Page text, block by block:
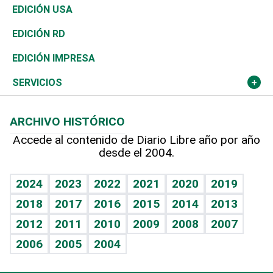
Reportajes
África
Ocenanía
Caribe
Resto del mundo
Vivienda
Telecom.
Global y variable
Economía personal
Buena Vida
Sociales
Novedades
Podcast Arte Libre
Hablando con el pediatra
Vida y familia
Eñe
Celebrando la vida
Sin complejos
Ciclismo
Tenis
Olimpismo
Más deportes
Línea de hit
BRV
TBT Deportivo
De buena tinta
En Directo
Frente al Statu Quo
El Espía
Más firmas
Tecnología
Historia
Despertando al gigante
Cambio climático
Economía
Revista
Deportes
Opinión
Hecho en casa
Guía del dinero
EDICIÓN USA
EDICIÓN RD
EDICIÓN IMPRESA
SERVICIOS
Cumpleaños
Horóscopos
Juegos
ARCHIVO HISTÓRICO
Accede al contenido de Diario Libre año por año
desde el 2004.
2024 2023 2022 2021 2020
2019
2018
2017 2016 2015 2014
2013
2012
2011 2010 2009 2008
2007
2006
2005 2004